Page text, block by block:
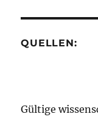
QUELLEN:
Gültige